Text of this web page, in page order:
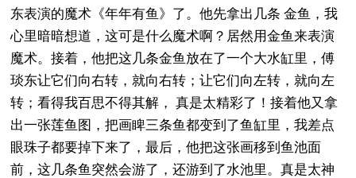
东表演的魔术《年年有鱼》了。他先拿出几条 金鱼，我
心里暗暗想道，这可是什么魔术啊？居然用金鱼来表演
魔术。接着，他把这几条金鱼放在了一个大水缸里，傅
琰东让它们向右转，就向右转；让它们向左转，就向左
转；看得我百思不得其解， 真是太精彩了！接着他又拿
出一张莲鱼图，把画睥三条鱼都变到了鱼缸里，我差点
眼珠子都要掉下来了，最后，他把这张画移到鱼池面
前，这几条鱼突然会游了，还游到了水池里。真是太神